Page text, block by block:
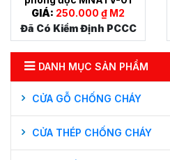
GIÁ: 250.000 ₫ M2
Đã Có Kiểm Định PCCC
DANH MỤC SẢN PHẨM
CỬA GỖ CHỐNG CHÁY
CỬA THÉP CHỐNG CHÁY